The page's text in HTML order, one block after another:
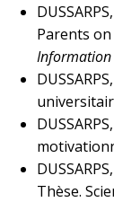
Parents
Thèse.